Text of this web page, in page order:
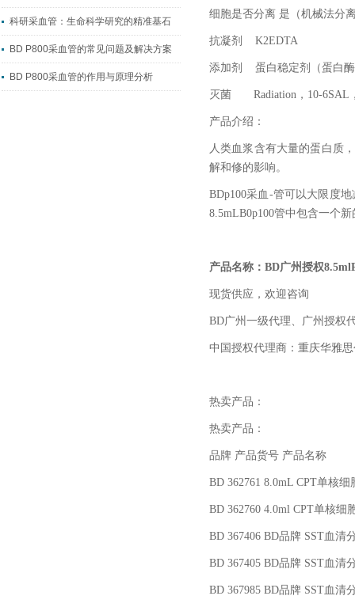
科研采血管：生命科学研究的精准基石
BD P800采血管的常见问题及解决方案
BD P800采血管的作用与原理分析
细胞是否分离 是（机械法分
抗凝剂 K2EDTA
添加剂 蛋白稳定剂（蛋白
灭菌 Radiation，10-6SAL
产品介绍：
人类血浆含有大量的蛋白质
解和修的影响。
BDp100采血-管可以大限度
8.5mLB0p100管中包含一个
产品名称：BD广州授权
现货供应，欢迎咨询
BD广州一级代理、广州授权
中国授权代理商：重庆华雅
热卖产品：
热卖产品：
品牌 产品货号 产品名称
BD 362761 8.0mL CPT单核细
BD 362760 4.0ml CPT单核细
BD 367406 BD品牌 SST血清
BD 367405 BD品牌 SST血清
BD 367985 BD品牌 SST血清